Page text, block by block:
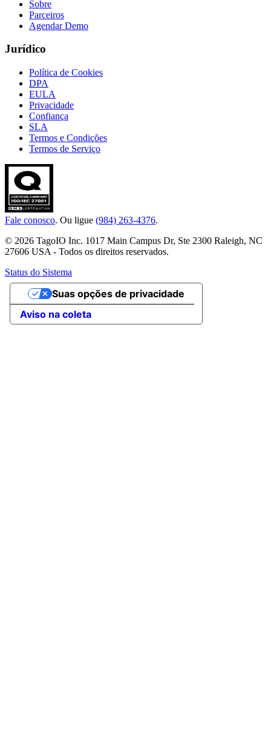
Sobre
Parceiros
Agendar Demo
Jurídico
Política de Cookies
DPA
EULA
Privacidade
Confiança
SLA
Termos e Condições
Termos de Serviço
Fale conosco. Ou ligue (984) 263-4376.
© 2026 TagoIO Inc. 1017 Main Campus Dr, Ste 2300 Raleigh, NC
27606 USA - Todos os direitos reservados.
Status do Sistema
Aviso na coleta
Suas opções de privacidade